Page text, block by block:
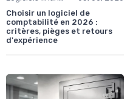
Choisir un logiciel de
comptabilité en 2026 :
critères, pièges et retours
d'expérience